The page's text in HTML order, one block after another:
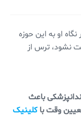
او به این حوزه
نشود، ترس از
باعث
وقت با کلینیک